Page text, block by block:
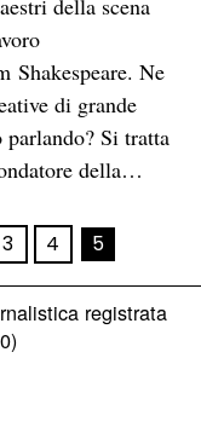
della scena
Shakespeare. Ne
di grande
Si tratta
della…
3 4 5
registrata